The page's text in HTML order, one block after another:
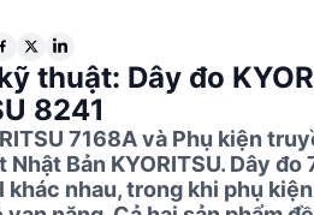
thuật: Dây đo
8241
7168A và Phụ kiện
Nhật Bản KYORITSU. Dây
khác nhau, trong khi phụ